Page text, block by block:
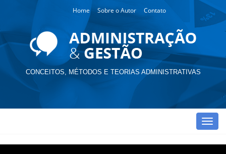
Home Sobre o Autor Contato
CONCEITOS, MÉTODOS E TEORIAS ADMINISTRATIVAS